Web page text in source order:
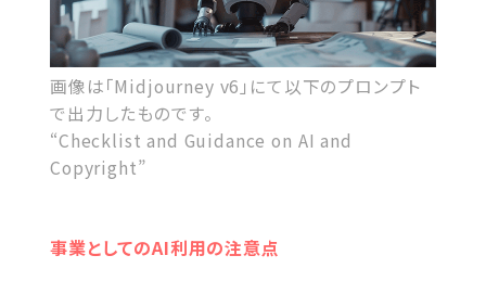
画像は「Midjourney v6」にて以下のプロンプト
で出力したものです。
“Checklist and Guidance on AI and
Copyright”
事業としてのAI利用の注意点